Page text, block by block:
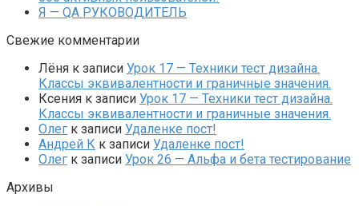
Я — QA РУКОВОДИТЕЛЬ
Свежие комментарии
Лёня к записи Урок 17 — Техники тест дизайна.
Классы эквивалентности и граничные значения.
Ксения к записи Урок 17 — Техники тест дизайна.
Классы эквивалентности и граничные значения.
Олег к записи Удаленке пост!
Андрей К к записи Удаленке пост!
Олег к записи Урок 26 — Альфа и бета тестирование
Архивы